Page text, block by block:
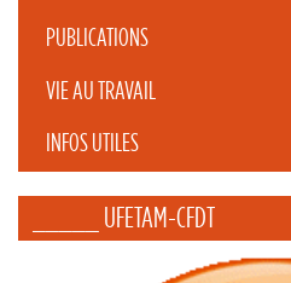
PUBLICATIONS
VIE AU TRAVAIL
INFOS UTILES
_____ UFETAM-CFDT